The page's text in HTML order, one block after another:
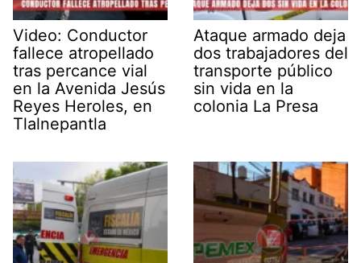
Video: Conductor
fallece atropellado
tras percance vial
en la Avenida Jesús
Reyes Heroles, en
Tlalnepantla
Ataque armado deja
dos trabajadores del
transporte público
sin vida en la
colonia La Presa